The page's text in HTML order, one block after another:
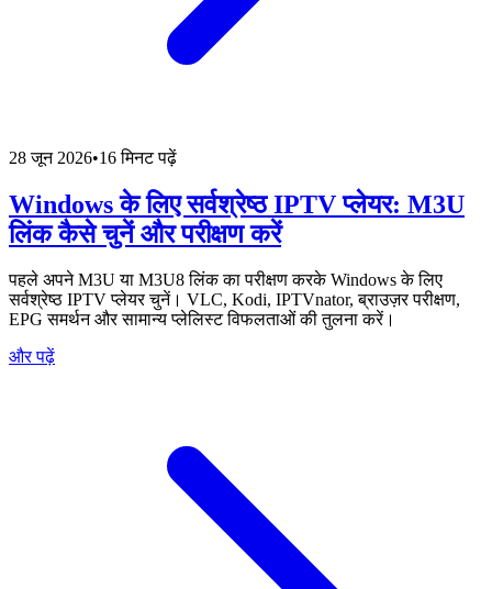
28 जून 2026•16 मिनट पढ़ें
Windows के लिए सर्वश्रेष्ठ IPTV प्लेयर: M3U
लिंक कैसे चुनें और परीक्षण करें
पहले अपने M3U या M3U8 लिंक का परीक्षण करके Windows के लिए
सर्वश्रेष्ठ IPTV प्लेयर चुनें। VLC, Kodi, IPTVnator, ब्राउज़र परीक्षण,
EPG समर्थन और सामान्य प्लेलिस्ट विफलताओं की तुलना करें।
और पढ़ें